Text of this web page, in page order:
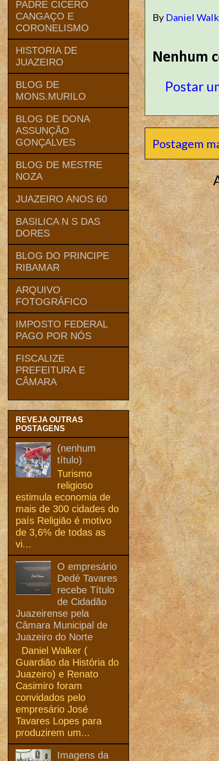
By Daniel
Nenhum
Postar
Postagem
PADRE CICERO
CANGAÇO E
CORONELISMO
HISTORIA DE
JUAZEIRO
BLOG DE
MONS.MURILO
BLOG DE DONA
ASSUNÇÃO
GONÇALVES
BLOG DE MESTRE
NOZA
JUAZEIRO ANOS 60
BASILICA N S DAS
DORES
BLOG DO PRINCIPE
RIBAMAR
ARQUIVO
FOTOGRÁFICO
IMPOSTO FEDERAL
PAGO POR NÓS
FISCALIZE
PREFEITURA E
CÂMARA
REVEJA OUTRAS
POSTAGENS
(nenhum
título)
Turismo
religioso
estimula economia de
mais de 300 cidades do
país Religião é motivo
de 3,6% de todas as
vi...
O empresário
Dedé Tavares
recebe Título
de Cidadão
Juazeirense pela
Câmara Municipal de
Juazeiro do Norte
Daniel Walker (
Guardião da História do
Juazeiro) e Renato
Casimiro foram
convidados pelo
empresário José
Tavares Lopes para
produzirem um...
Imagens da